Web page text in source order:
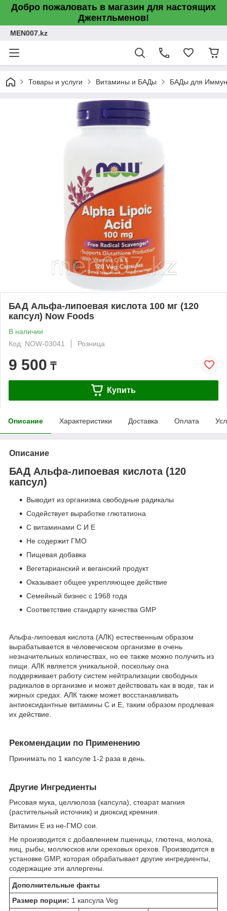
Добро пожаловать в магазин для настоящих
Джентльменов!
MEN007.kz
Товары и услуги Витамины и БАДы БАДы для
БАД Альфа-липоевая кислота 100 мг (120
капсул) Now Foods
В наличии
Код: NOW-03041
Розница
9 500 ₸
Купить
Описание Характеристики Доставка Оплата
Описание
БАД Альфа-липоевая кислота (120
капсул)
Выводит из организма свободные радикалы
Содействует выработке глютатиона
С витаминами C И E
Не содержит ГМО
Пищевая добавка
Вегетарианский и веганский продукт
Оказывает общее укрепляющее действие
Семейный бизнес с 1968 года
Соответствие стандарту качества GMP
Альфа-липоевая кислота (АЛК) естественным образом
вырабатывается в человеческом организме в очень
незначительных количествах, но ее также можно получить из
пищи. АЛК является уникальной, поскольку она
поддерживает работу систем нейтрализации свободных
радикалов в организме и может действовать как в воде, так и
жирных средах. АЛК также может восстанавливать
антиоксидантные витамины С и Е, таким образом продлевая
их действие.
Рекомендации по Применению
Принимать по 1 капсуле 1-2 раза в день.
Другие Ингредиенты
Рисовая мука, целлюлоза (капсула), стеарат магния
(растительный источник) и диоксид кремния.
Витамин Е из не-ГМО сои.
Не производится с добавлением пшеницы, глютена, молока,
яиц, рыбы, моллюсков или ореховых орехов. Производится в
установке GMP, которая обрабатывает другие ингредиенты,
содержащие эти аллергены.
Дополнительные факты
Размер порции: 1 капсула Veg